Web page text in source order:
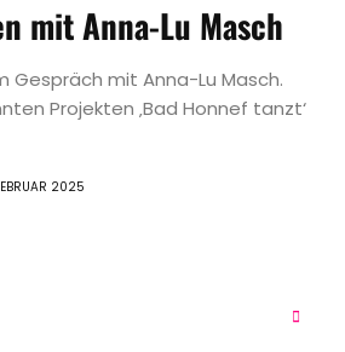
mit Anna-Lu Masch
Gespräch mit Anna-Lu Masch.
Projekten ‚Bad Honnef tanzt‘
2025